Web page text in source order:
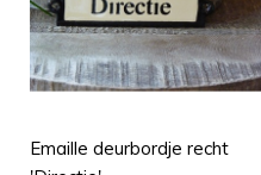
Emaille deurbordje recht